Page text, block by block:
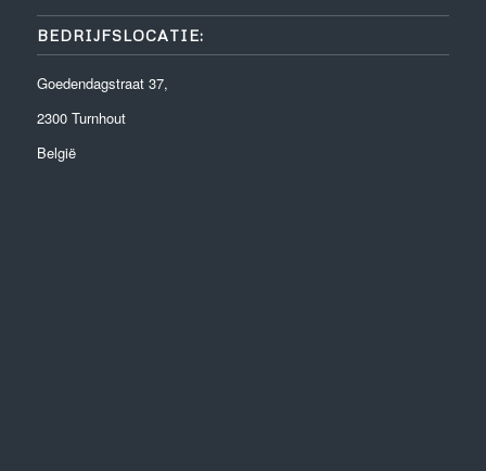
BEDRIJFSLOCATIE:
Goedendagstraat 37,
2300 Turnhout
België